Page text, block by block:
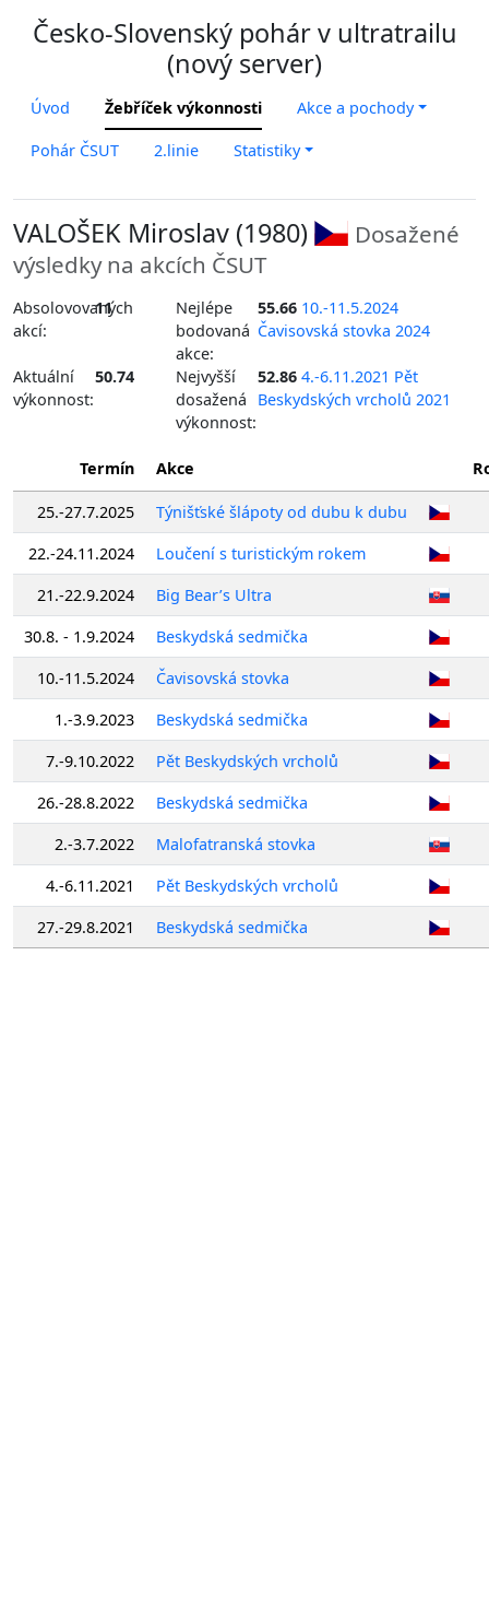
Česko-Slovenský pohár v ultratrailu
(nový server)
Úvod Žebříček výkonnosti Akce a pochody
Pohár ČSUT 2.linie Statistiky
VALOŠEK Miroslav (1980)
Dosažené
výsledky na akcích ČSUT
Absolovovaných
akcí:
11
Nejlépe
bodovaná
akce:
55.66 10.-11.5.2024
Čavisovská stovka 2024
Aktuální
výkonnost:
50.74
Nejvyšší
dosažená
výkonnost:
52.86 4.-6.11.2021 Pět
Beskydských vrcholů 2021
Termín Akce
25.-27.7.2025
Týnišťské šlápoty od dubu k dubu
22.-24.11.2024
Loučení s turistickým rokem
21.-22.9.2024
Big Bear’s Ultra
30.8. - 1.9.2024
Beskydská sedmička
10.-11.5.2024
Čavisovská stovka
1.-3.9.2023
Beskydská sedmička
7.-9.10.2022
Pět Beskydských vrcholů
26.-28.8.2022
Beskydská sedmička
2.-3.7.2022
Malofatranská stovka
4.-6.11.2021
Pět Beskydských vrcholů
27.-29.8.2021
Beskydská sedmička